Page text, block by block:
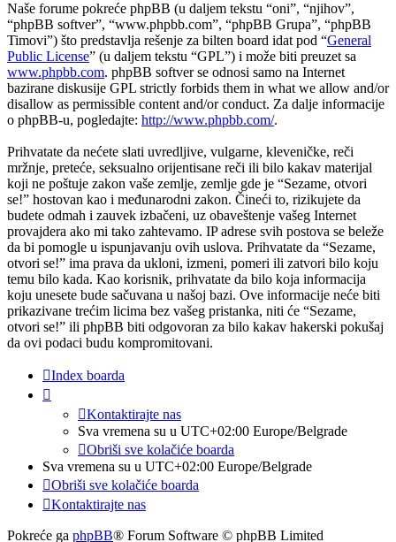
Naše forume pokreće phpBB (u daljem tekstu “oni”, “njihov”,
“phpBB softver”, “www.phpbb.com”, “phpBB Grupa”, “phpBB
Timovi”) što predstavlja rešenje za bilten board idat pod “General
Public License” (u daljem tekstu “GPL”) i može biti preuzet sa
www.phpbb.com. phpBB softver se odnosi samo na Internet
bazirane diskusije GPL strictly forbids them in what we allow and/or
disallow as permissible content and/or conduct. Za dalje informacije
o phpBB-u, pogledajte: http://www.phpbb.com/.
Prihvatate da nećete slati uvredljive, vulgarne, kleveničke, reči
mržnje, preteće, seksualno orijentisane reči ili bilo kakav materijal
koji ne poštuje zakon vaše zemlje, zemlje gde je “Sezame, otvori
se!” hostovan kao i međunarodni zakon. Čineći to, rizikujete da
budete odmah i zauvek izbačeni, uz obaveštenje vašeg Internet
provajdera ako mi tako zahtevamo. IP adrese svih postova se beleže
da bi pomogle u ispunjavanju ovih uslova. Prihvatate da “Sezame,
otvori se!” ima prava da ukloni, izmeni, pomeri ili zatvori bilo koju
temu bilo kada. Kao korisnik, prihvatate da bilo koja informacija
koju unesete bude sačuvana u našoj bazi. Ove informacije neće biti
prikazivane trećim licima bez vašeg pristanka, niti će “Sezame,
otvori se!” ili phpBB biti odgovoran za bilo kakav hakerski pokušaj
da ovi podaci budu kompromitovani.
Index boarda
Kontaktirajte nas
Sva vremena su u UTC+02:00 Europe/Belgrade
Obriši sve kolačiće boarda
Sva vremena su u UTC+02:00 Europe/Belgrade
Obriši sve kolačiće boarda
Kontaktirajte nas
Pokreće ga phpBB® Forum Software © phpBB Limited